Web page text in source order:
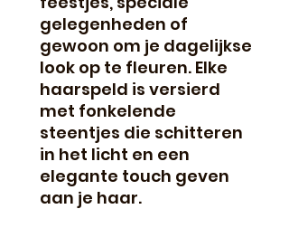
gelegenheden of
gewoon om je dagelijkse
look op te fleuren. Elke
haarspeld is versierd
met fonkelende
steentjes die schitteren
in het licht en een
elegante touch geven
aan je haar.